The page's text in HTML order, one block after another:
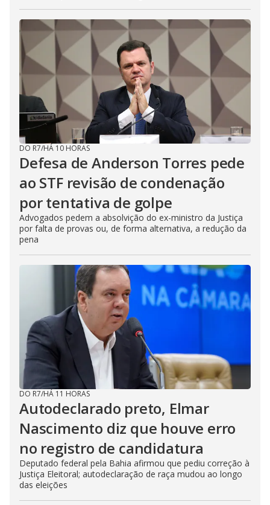
DO R7/HÁ 10 HORAS
Defesa de Anderson Torres pede
ao STF revisão de condenação
por tentativa de golpe
Advogados pedem a absolvição do ex-ministro da Justiça
por falta de provas ou, de forma alternativa, a redução da
pena
DO R7/HÁ 11 HORAS
Autodeclarado preto, Elmar
Nascimento diz que houve erro
no registro de candidatura
Deputado federal pela Bahia afirmou que pediu correção à
Justiça Eleitoral; autodeclaração de raça mudou ao longo
das eleições